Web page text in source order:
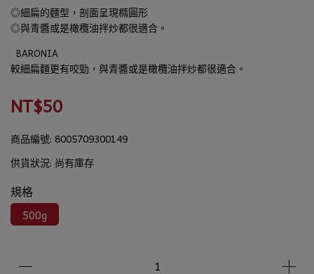
◎細扁的麵型，剖面呈現橢圓形
◎與青醬或是橄欖油拌炒都很適合。
BARONIA
較細扁麵更有咬勁，與青醬或是橄欖油拌炒都很適合。
NT$50
商品編號: 8005709300149
供貨狀況: 尚有庫存
規格
500g